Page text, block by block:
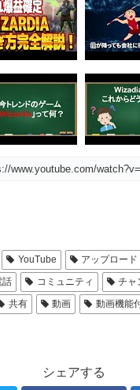
www.youtube.com/
YouTube
アップロード
話
コミュニティ チャ
共有 動画
動画機能
シェアする